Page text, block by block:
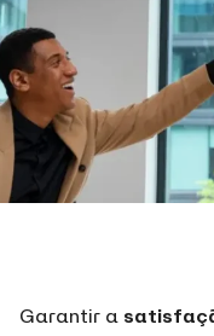
Garantir a